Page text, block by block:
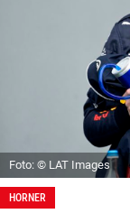
Foto: © LAT Images
HORNER